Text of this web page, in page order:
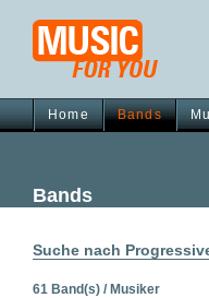
Home Bands
Bands
Suche nach
61 Band(s) / Musiker